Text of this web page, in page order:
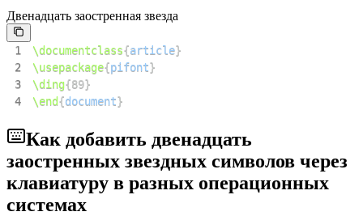
Двенадцать заостренная звезда
1 \documentclass{article}
2
\usepackage{pifont}
3
\ding{89}
4
\end{document}
Как добавить двенадцать
заостренных звездных символов через
клавиатуру в разных операционных
системах